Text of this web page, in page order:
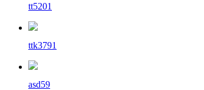
tt5201
ttk3791
asd59